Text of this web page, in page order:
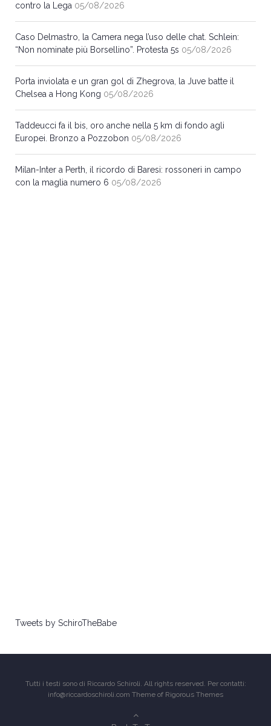
contro la Lega 05/08/2026
Caso Delmastro, la Camera nega l’uso delle chat. Schlein:
“Non nominate più Borsellino”. Protesta 5s 05/08/2026
Porta inviolata e un gran gol di Zhegrova, la Juve batte il
Chelsea a Hong Kong 05/08/2026
Taddeucci fa il bis, oro anche nella 5 km di fondo agli
Europei. Bronzo a Pozzobon 05/08/2026
Milan-Inter a Perth, il ricordo di Baresi: rossoneri in campo
con la maglia numero 6 05/08/2026
Tweets by SchiroTheBabe
Tutti i testi sono di Riccardo Schiroli. All rights reserved. Per contatti:
info@riccardoschiroli.com Theme of Rigorous Themes